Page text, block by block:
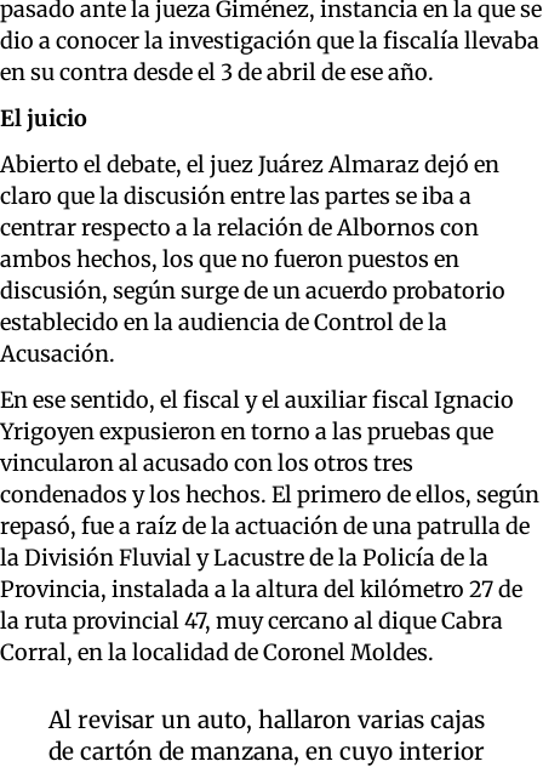
pasado ante la jueza Giménez, instancia en la que se
dio a conocer la investigación que la fiscalía llevaba
en su contra desde el 3 de abril de ese año.
El juicio
Abierto el debate, el juez Juárez Almaraz dejó en
claro que la discusión entre las partes se iba a
centrar respecto a la relación de Albornos con
ambos hechos, los que no fueron puestos en
discusión, según surge de un acuerdo probatorio
establecido en la audiencia de Control de la
Acusación.
En ese sentido, el fiscal y el auxiliar fiscal Ignacio
Yrigoyen expusieron en torno a las pruebas que
vincularon al acusado con los otros tres
condenados y los hechos. El primero de ellos, según
repasó, fue a raíz de la actuación de una patrulla de
la División Fluvial y Lacustre de la Policía de la
Provincia, instalada a la altura del kilómetro 27 de
la ruta provincial 47, muy cercano al dique Cabra
Corral, en la localidad de Coronel Moldes.
Al revisar un auto, hallaron varias cajas
de cartón de manzana, en cuyo interior